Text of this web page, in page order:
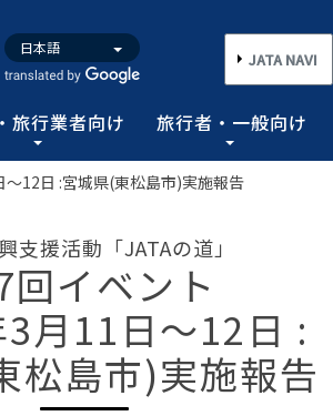
JATA NAVI
の健全な発展を図るとともに、旅行者
行の促進と観光事業の発展に貢献する
する業務などの協会の目的を達成する
主要活動報告
表敬訪問 (JATAへのご来訪)
旅行業者向け
業登録に関する種々フォーマット、コ
く旅行会社が営業に必要な情報等を掲
旅行全般インフォメーション
海外旅行関連情報
国内旅行関連情報
旅行者・一般向け
の情報です。旅行時のトラブルを回避
業務保証金制度等、様々なお知らせを
消費者相談や弁済について
消費者相談
カスタマーハラスメントに対する基
者試験
ごとに地域限定、国内または総合旅行
等に関する事務の管理・監督に関す
試験の実施結果
過去5年間の実施結果
社を対象に調査した旅行動向をまと
旅行業のデータ・トレンド
保存版 旅行統計 2026
保存版 旅行統計 2025
12日 :宮城県(東松島市)実施報告
支援活動「JATAの道」
回イベント
月11日～12日 :
松島市)実施報告